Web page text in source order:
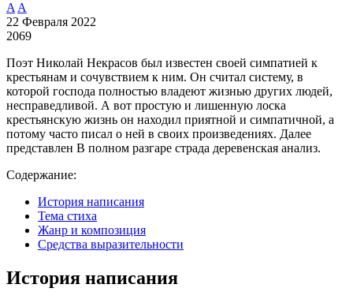
A A
22 Февраля 2022
2069
Поэт Николай Некрасов был известен своей симпатией к
крестьянам и сочувствием к ним. Он считал систему, в
которой господа полностью владеют жизнью других людей,
несправедливой. А вот простую и лишенную лоска
крестьянскую жизнь он находил приятной и симпатичной, а
потому часто писал о ней в своих произведениях. Далее
представлен В полном разгаре страда деревенская анализ.
Содержание:
История написания
Тема стиха
Жанр и композиция
Средства выразительности
История написания